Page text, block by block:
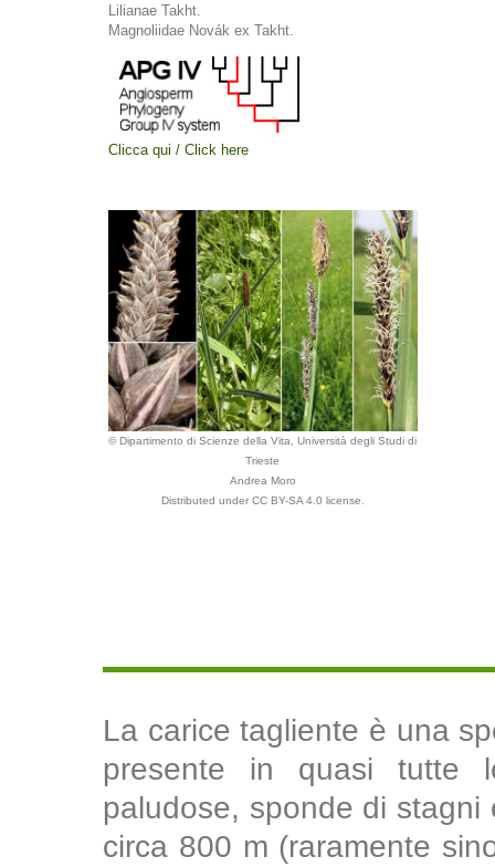
Lilianae Takht.
Magnoliidae Novák ex Takht.
Clicca qui / Click here
© Dipartimento di Scienze della Vita, Università degli Studi di
Trieste
Andrea Moro
Distributed under CC BY-SA 4.0 license.
La carice tagliente è una
presente in quasi tutte
paludose, sponde di
circa 800 m (raramente